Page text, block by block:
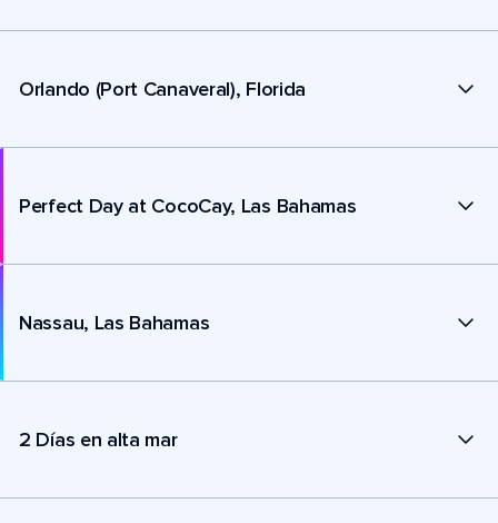
Orlando (Port Canaveral), Florida
Perfect Day at CocoCay, Las Bahamas
Nassau, Las Bahamas
2 Días en alta mar